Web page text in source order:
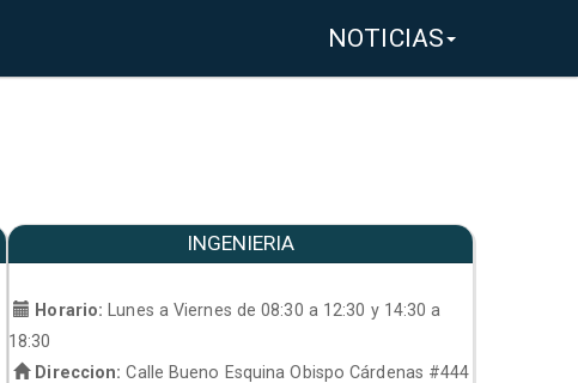
NOTICIAS
INGENIERIA
Horario:
Lunes a Viernes de 08:30 a 12:30 y 14:30 a
18:30
Direccion: Calle Bueno Esquina Obispo Cárdenas #444